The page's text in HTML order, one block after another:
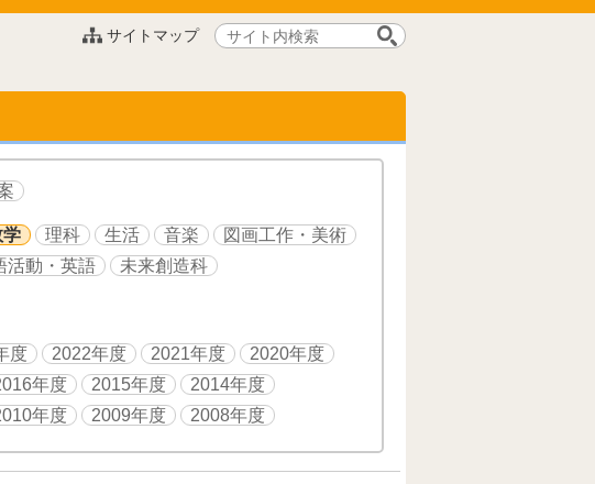
サイトマップ
サ
検
学 理科 生活 音楽
図画工作・美術
活動・英語 未来創造科
度 2022年度 2021年度
2020年度
年度 2015年度
2014年度
年度 2009年度 2008年度